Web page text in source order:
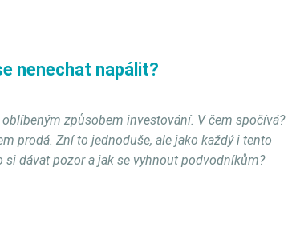
nenechat napálit?
způsobem investování. V čem spočívá?
prodá. Zní to jednoduše, ale jako každý i tento
dávat pozor a jak se vyhnout podvodníkům?